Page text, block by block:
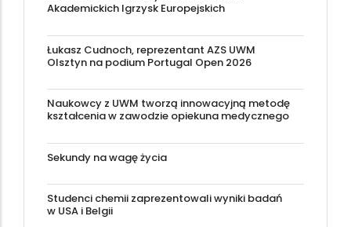
Akademickich Igrzysk Europejskich
Łukasz Cudnoch, reprezentant AZS UWM
Olsztyn na podium Portugal Open 2026
Naukowcy z UWM tworzą innowacyjną metodę
kształcenia w zawodzie opiekuna medycznego
Sekundy na wagę życia
Studenci chemii zaprezentowali wyniki badań
w USA i Belgii